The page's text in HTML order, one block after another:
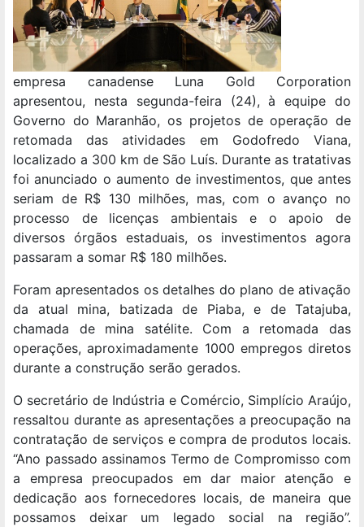
empresa canadense Luna Gold Corporation
apresentou, nesta segunda-feira (24), à equipe do
Governo do Maranhão, os projetos de operação de
retomada das atividades em Godofredo Viana,
localizado a 300 km de São Luís. Durante as tratativas
foi anunciado o aumento de investimentos, que antes
seriam de R$ 130 milhões, mas, com o avanço no
processo de licenças ambientais e o apoio de
diversos órgãos estaduais, os investimentos agora
passaram a somar R$ 180 milhões.
Foram apresentados os detalhes do plano de ativação
da atual mina, batizada de Piaba, e de Tatajuba,
chamada de mina satélite. Com a retomada das
operações, aproximadamente 1000 empregos diretos
durante a construção serão gerados.
O secretário de Indústria e Comércio, Simplício Araújo,
ressaltou durante as apresentações a preocupação na
contratação de serviços e compra de produtos locais.
“Ano passado assinamos Termo de Compromisso com
a empresa preocupados em dar maior atenção e
dedicação aos fornecedores locais, de maneira que
possamos deixar um legado social na região”.